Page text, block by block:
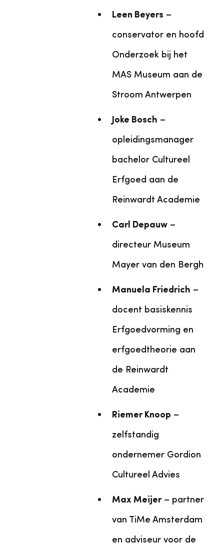
Leen Beyers –
conservator en hoofd
Onderzoek bij het
MAS Museum aan de
Stroom Antwerpen
Joke Bosch –
opleidingsmanager
bachelor Cultureel
Erfgoed aan de
Reinwardt Academie
Carl Depauw –
directeur Museum
Mayer van den Bergh
Manuela Friedrich –
docent basiskennis
Erfgoedvorming en
erfgoedtheorie aan
de Reinwardt
Academie
Riemer Knoop –
zelfstandig
ondernemer Gordion
Cultureel Advies
Max Meijer– partner
van TiMe Amsterdam
en adviseur voor de